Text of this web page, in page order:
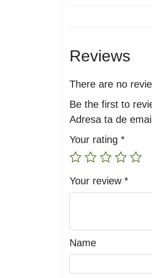
Reviews
There are no
Be the first to
Adresa ta de
Your rating *
Your review *
Name